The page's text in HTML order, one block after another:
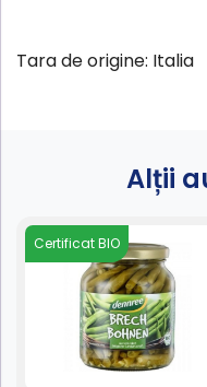
Tara de origine: Italia
Alții
Certificat BIO